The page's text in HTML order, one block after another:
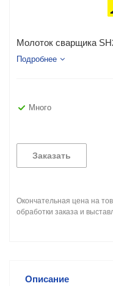
Молоток сварщика
Подробнее
Много
Заказать
Окончательная цена на
обработки заказа и
Описание